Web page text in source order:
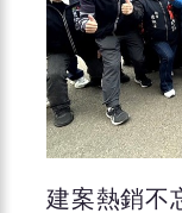
建案熱銷不